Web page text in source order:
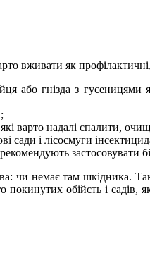
вживати як профілактичні,
або гнізда з гусеницями
варто надалі спалити,
сади і лісосмуги
застосовувати
чи немає там шкідника.
покинутих обійсть і